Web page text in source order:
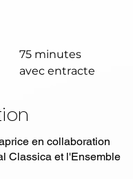
75 minutes
avec entracte
en collaboration
Classica et l'Ensemble